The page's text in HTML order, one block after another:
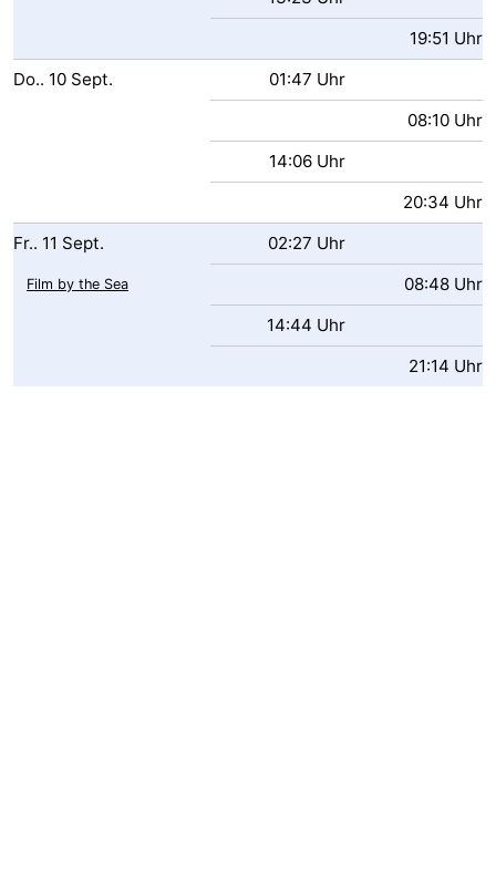
19:51 Uhr
Do.. 10 Sept.
01:47 Uhr
08:10 Uhr
14:06 Uhr
20:34 Uhr
Fr.. 11 Sept. 02:27 Uhr
Film by the Sea
08:48 Uhr
14:44 Uhr
21:14 Uhr